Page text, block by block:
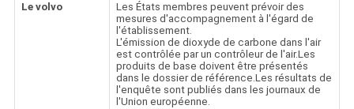
Le volvo
Les États membres peuvent prévoir des
mesures d'accompagnement à l'égard de
l'établissement.
L'émission de dioxyde de carbone dans l'air
est contrôlée par un contrôleur de l'air.Les
produits de base doivent être présentés
dans le dossier de référence.Les résultats de
l'enquête sont publiés dans les journaux de
l'Union européenne.